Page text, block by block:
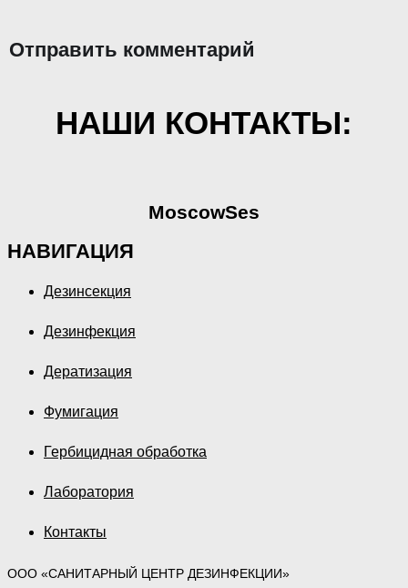
Отправить комментарий
НАШИ КОНТАКТЫ:
MoscowSes
НАВИГАЦИЯ
Дезинсекция
Дезинфекция
Дератизация
Фумигация
Гербицидная обработка
Лаборатория
Контакты
ООО «САНИТАРНЫЙ ЦЕНТР ДЕЗИНФЕКЦИИ»